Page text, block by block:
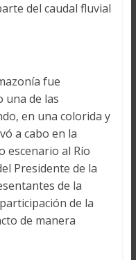
del caudal fluvial
fue
una de las
en una colorida y
a cabo en la
escenario al Río
Presidente de la
de la
de la
de manera